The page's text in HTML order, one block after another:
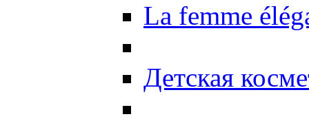
La femme
Детская